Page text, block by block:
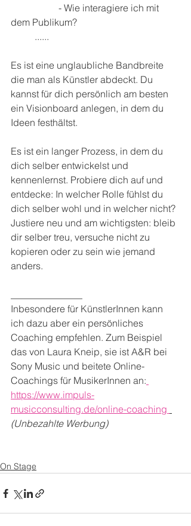
dem Publikum?
	......
Es ist eine unglaubliche Bandbreite
die man als Künstler abdeckt. Du
kannst für dich persönlich am besten
ein Visionboard anlegen, in dem du
Ideen festhältst.
Es ist ein langer Prozess, in dem du
dich selber entwickelst und
kennenlernst. Probiere dich auf und
entdecke: In welcher Rolle fühlst du
dich selber wohl und in welcher nicht?
Justiere neu und am wichtigsten: bleib
dir selber treu, versuche nicht zu
kopieren oder zu sein wie jemand
anders.
Inbesondere für KünstlerInnen kann
ich dazu aber ein persönliches
Coaching empfehlen. Zum Beispiel
das von Laura Kneip, sie ist A&R bei
Sony Music und beitete Online-
Coachings für MusikerInnen an:
https://www.impuls-
musicconsulting.de/online-coaching
(Unbezahlte Werbung)
On Stage